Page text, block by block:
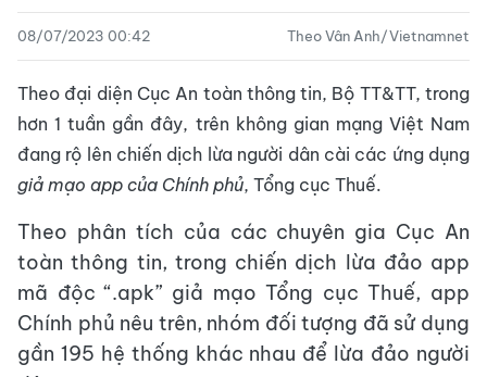
08/07/2023 00:42 Theo Vân Anh/Vietnamnet
Theo đại diện Cục An toàn thông tin, Bộ TT&TT, trong
hơn 1 tuần gần đây, trên không gian mạng Việt Nam
đang rộ lên chiến dịch lừa người dân cài các ứng dụng
giả mạo app của Chính phủ, Tổng cục Thuế.
Theo phân tích của các chuyên gia Cục An
toàn thông tin, trong chiến dịch lừa đảo app
mã độc “.apk” giả mạo Tổng cục Thuế, app
Chính phủ nêu trên, nhóm đối tượng đã sử dụng
gần 195 hệ thống khác nhau để lừa đảo người